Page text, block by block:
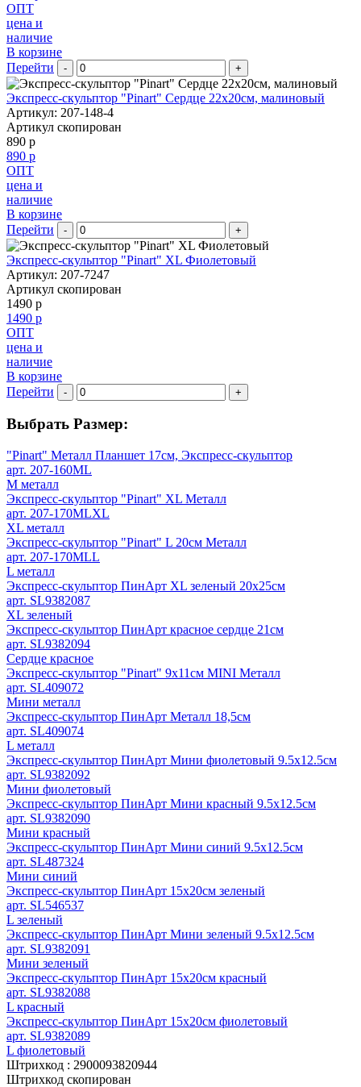
ОПТ
цена и
наличие
В корзине
Перейти
- +
Экспресс-скульптор "Pinart" Сердце 22х20см, малиновый
Артикул: 207-148-4
Артикул скопирован
890 р
890 р
ОПТ
цена и
наличие
В корзине
Перейти
- +
Экспресс-скульптор "Pinart" XL Фиолетовый
Артикул: 207-7247
Артикул скопирован
1490 р
1490 р
ОПТ
цена и
наличие
В корзине
Перейти
- +
Выбрать Размер:
"Pinart" Металл Планшет 17см, Экспресс-скульптор
арт. 207-160ML
M металл
Экспресс-скульптор "Pinart" XL Металл
арт. 207-170MLXL
XL металл
Экспресс-скульптор "Pinart" L 20см Металл
арт. 207-170MLL
L металл
Экспресс-скульптор ПинАрт XL зеленый 20х25см
арт. SL9382087
XL зеленый
Экспресс-скульптор ПинАрт красное сердце 21см
арт. SL9382094
Сердце красное
Экспресс-скульптор "Pinart" 9х11см MINI Металл
арт. SL409072
Мини металл
Экспресс-скульптор ПинАрт Металл 18,5см
арт. SL409074
L металл
Экспресс-скульптор ПинАрт Мини фиолетовый 9.5х12.5см
арт. SL9382092
Мини фиолетовый
Экспресс-скульптор ПинАрт Мини красный 9.5х12.5см
арт. SL9382090
Мини красный
Экспресс-скульптор ПинАрт Мини синий 9.5х12.5см
арт. SL487324
Мини синий
Экспресс-скульптор ПинАрт 15х20см зеленый
арт. SL546537
L зеленый
Экспресс-скульптор ПинАрт Мини зеленый 9.5х12.5см
арт. SL9382091
Мини зеленый
Экспресс-скульптор ПинАрт 15х20см красный
арт. SL9382088
L красный
Экспресс-скульптор ПинАрт 15х20см фиолетовый
арт. SL9382089
L фиолетовый
Штрихкод : 2900093820944
Штрихкод скопирован